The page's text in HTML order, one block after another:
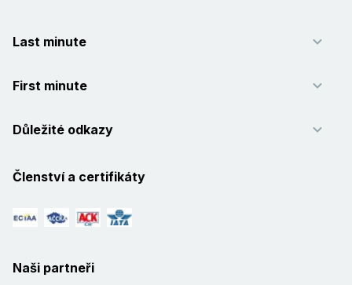
Last minute
First minute
Důležité odkazy
Členství a certifikáty
Naši partneři